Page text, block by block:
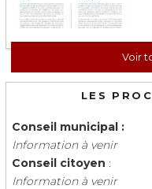
Voir
LES
Conseil municipal :
Information à venir
Conseil citoyen :
Information à venir